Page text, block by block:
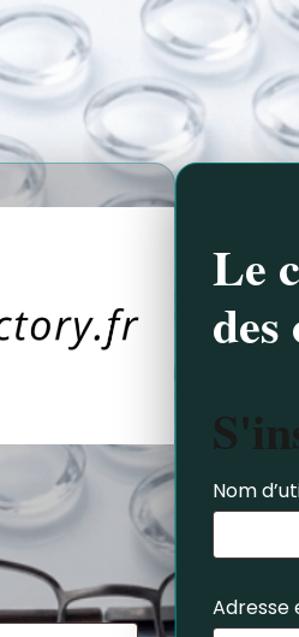
Le
Nom
Adresse